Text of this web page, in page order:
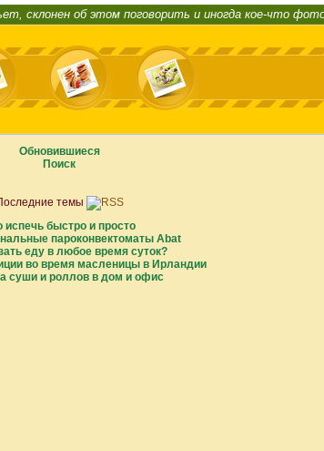
склонен об этом поговорить и иногда кое-что
Обновившиеся
Поиск
темы
испечь быстро и просто
пароконвектоматы Abat
еду в любое время суток?
во время масленицы в Ирландии
суши и роллов в дом и офис